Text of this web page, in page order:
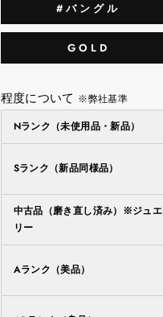
#バングル
GOLD
程度について ※弊社基準
Nランク（未使用品・新品）
Sランク（新品同様品）
中古品（磨き直し済み）※ジュエ
リー
Aランク（美品）